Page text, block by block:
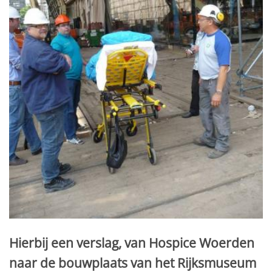
Hierbij een verslag, van Hospice Woerden
naar de bouwplaats van het Rijksmuseum